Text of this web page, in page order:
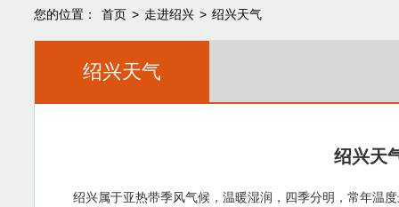
您的位置： 首页 > 走进绍兴 > 绍兴天气
绍兴天气
绍兴天
绍兴属于亚热带季风气候，温暖湿润，四季分明，常年温